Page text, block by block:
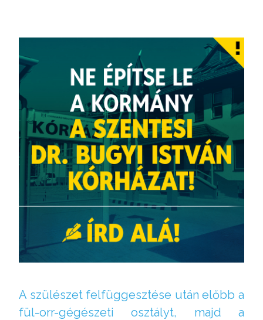
A szülészet felfüggesztése után előbb a
fül-orr-gégészeti osztályt, majd a